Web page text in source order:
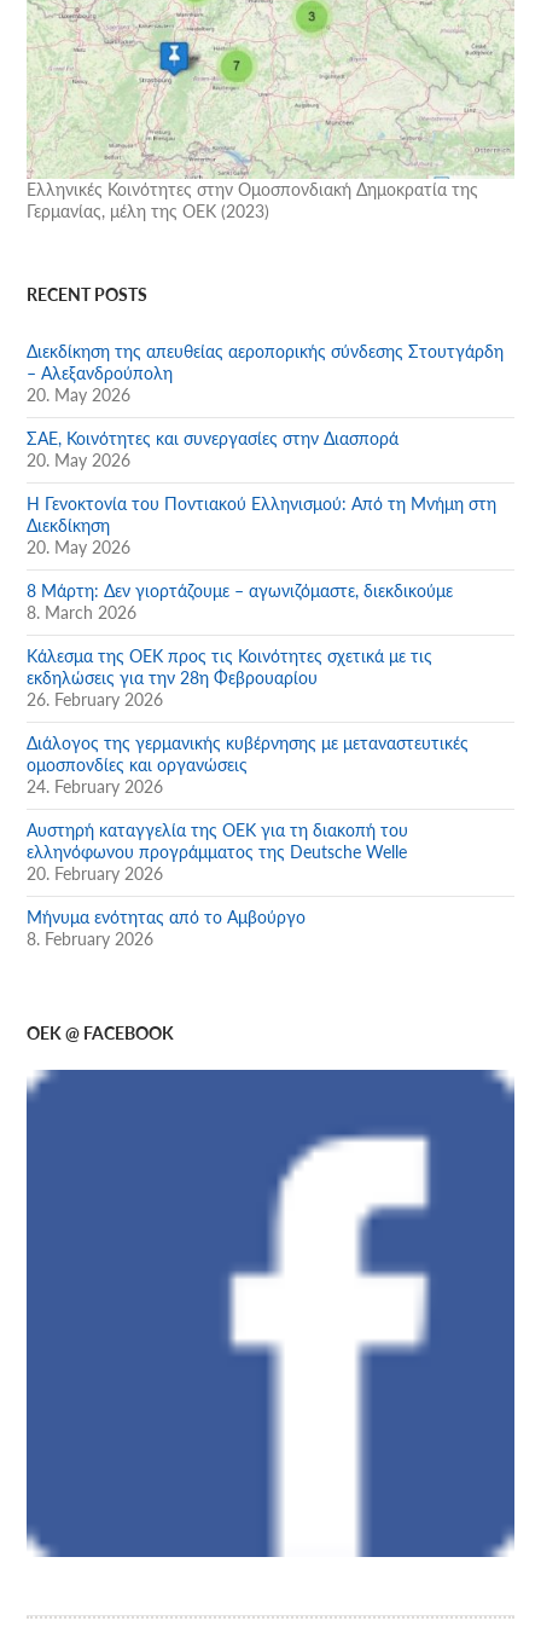
Ελληνικές Κοινότητες στην Ομοσπονδιακή Δημοκρατία της
Γερμανίας, μέλη της ΟΕΚ (2023)
RECENT POSTS
Διεκδίκηση της απευθείας αεροπορικής σύνδεσης Στουτγάρδη
– Αλεξανδρούπολη
20. May 2026
ΣΑΕ, Κοινότητες και συνεργασίες στην Διασπορά
20. May 2026
Η Γενοκτονία του Ποντιακού Ελληνισμού: Από τη Μνήμη στη
Διεκδίκηση
20. May 2026
8 Μάρτη: Δεν γιορτάζουμε – αγωνιζόμαστε, διεκδικούμε
8. March 2026
Κάλεσμα της ΟΕΚ προς τις Κοινότητες σχετικά με τις
εκδηλώσεις για την 28η Φεβρουαρίου
26. February 2026
Διάλογος της γερμανικής κυβέρνησης με μεταναστευτικές
ομοσπονδίες και οργανώσεις
24. February 2026
Αυστηρή καταγγελία της ΟΕΚ για τη διακοπή του
ελληνόφωνου προγράμματος της Deutsche Welle
20. February 2026
Μήνυμα ενότητας από το Αμβούργο
8. February 2026
OEK @ FACEBOOK